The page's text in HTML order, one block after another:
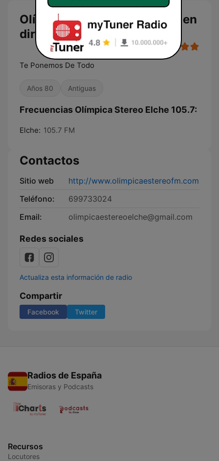
Olímpica Stereo Elche 105.7 en
directo
Te Ponemos De Todo
Años 80 Antiguas
Frecuencias Olímpica Stereo Elche 105.7:
Elche: 105.7 FM
Contactos
Sitio web
http://www.olimpicaestereofm.com
Teléfono:
699733024
Email:
olimpicaestereoelche@gmail.com
Redes sociales
Actualiza esta información de radio
Compartir
Facebook Twitter
Radios de España
Emisoras y Podcasts
Recursos
Locutores